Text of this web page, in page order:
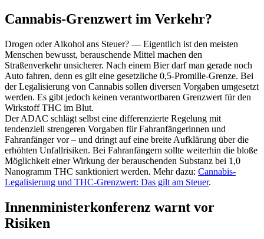
Cannabis-Grenzwert im Verkehr?
Drogen oder Alkohol ans Steuer? — Eigentlich ist den meisten
Menschen bewusst, berauschende Mittel machen den
Straßenverkehr unsicherer. Nach einem Bier darf man gerade noch
Auto fahren, denn es gilt eine gesetzliche 0,5-Promille-Grenze. Bei
der Legalisierung von Cannabis sollen diversen Vorgaben umgesetzt
werden. Es gibt jedoch keinen verantwortbaren Grenzwert für den
Wirkstoff THC im Blut.
Der ADAC schlägt selbst eine differenzierte Regelung mit
tendenziell strengeren Vorgaben für Fahranfängerinnen und
Fahranfänger vor – und dringt auf eine breite Aufklärung über die
erhöhten Unfallrisiken. Bei Fahranfängern sollte weiterhin die bloße
Möglichkeit einer Wirkung der berauschenden Substanz bei 1,0
Nanogramm THC sanktioniert werden. Mehr dazu: Cannabis-
Legalisierung und THC-Grenzwert: Das gilt am Steuer.
Innenministerkonferenz warnt vor
Risiken